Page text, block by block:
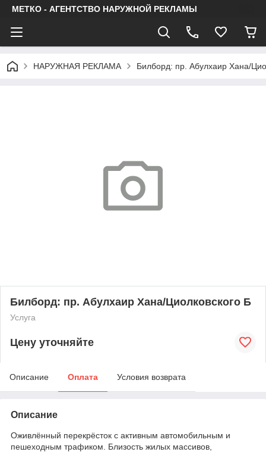
МЕТКО - АГЕНТСТВО НАРУЖНОЙ РЕКЛАМЫ
НАРУЖНАЯ РЕКЛАМА Билборд: пр. Абулхаир Хана/
Билборд: пр. Абулхаир Хана/Циолковского Б
Услуга
Цену уточняйте
Описание Оплата Условия возврата
Описание
Оживлённый перекрёсток с активным автомобильным и
пешеходным трафиком. Близость жилых массивов,